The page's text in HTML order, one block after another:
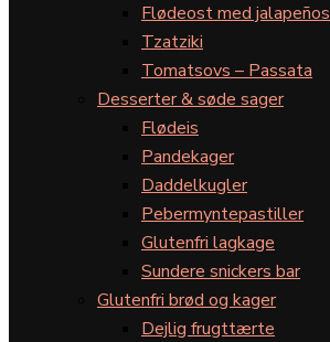
Flødeost med jalapeños
Tzatziki
Tomatsovs – Passata
Desserter & søde sager
Flødeis
Pandekager
Daddelkugler
Pebermyntepastiller
Glutenfri lagkage
Sundere snickers bar
Glutenfri brød og kager
Dejlig frugttærte